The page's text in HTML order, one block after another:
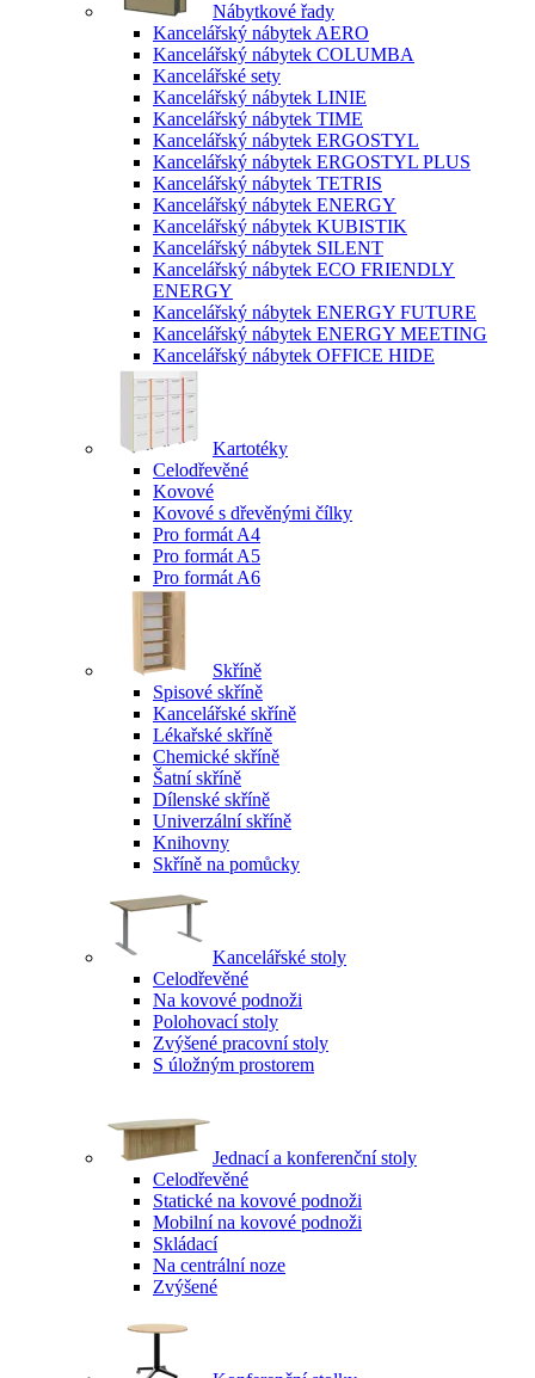
Nábytkové řady
Kancelářský nábytek AERO
Kancelářský nábytek COLUMBA
Kancelářské sety
Kancelářský nábytek LINIE
Kancelářský nábytek TIME
Kancelářský nábytek ERGOSTYL
Kancelářský nábytek ERGOSTYL PLUS
Kancelářský nábytek TETRIS
Kancelářský nábytek ENERGY
Kancelářský nábytek KUBISTIK
Kancelářský nábytek SILENT
Kancelářský nábytek ECO FRIENDLY
ENERGY
Kancelářský nábytek ENERGY FUTURE
Kancelářský nábytek ENERGY MEETING
Kancelářský nábytek OFFICE HIDE
Kartotéky
Celodřevěné
Kovové
Kovové s dřevěnými čílky
Pro formát A4
Pro formát A5
Pro formát A6
Skříně
Spisové skříně
Kancelářské skříně
Lékařské skříně
Chemické skříně
Šatní skříně
Dílenské skříně
Univerzální skříně
Knihovny
Skříně na pomůcky
Kancelářské stoly
Celodřevěné
Na kovové podnoži
Polohovací stoly
Zvýšené pracovní stoly
S úložným prostorem
Jednací a konferenční stoly
Celodřevěné
Statické na kovové podnoži
Mobilní na kovové podnoži
Skládací
Na centrální noze
Zvýšené